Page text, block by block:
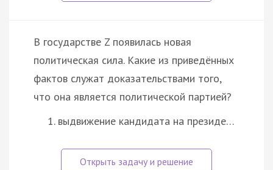
В государстве Z появилась новая
политическая сила. Какие из приведённых
фактов служат доказательствами того,
что она является политической партией?
выдвижение кандидата на президе…